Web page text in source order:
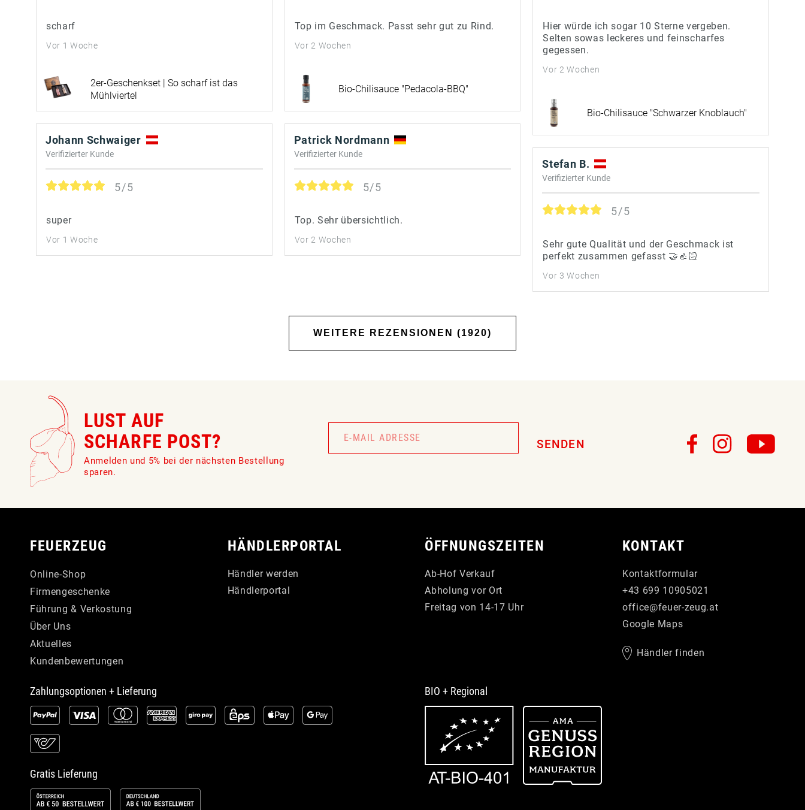
scharf
Vor 1 Woche
2er-Geschenkset | So scharf ist das
Mühlviertel
Johann Schwaiger
Verifizierter Kunde
5/5
super
Vor 1 Woche
Top im Geschmack. Passt sehr gut zu Rind.
Vor 2 Wochen
Bio-Chilisauce "Pedacola-BBQ"
Patrick Nordmann
Verifizierter Kunde
5/5
Top. Sehr übersichtlich.
Vor 2 Wochen
Hier würde ich sogar 10 Sterne vergeben.
Selten sowas leckeres und feinscharfes
gegessen.
Vor 2 Wochen
Bio-Chilisauce "Schwarzer Knoblauch"
Stefan B.
Verifizierter Kunde
5/5
Sehr gute Qualität und der Geschmack ist
perfekt zusammen gefasst 🤝👍🏻
Vor 3 Wochen
WEITERE REZENSIONEN (1920)
LUST AUF
SCHARFE POST?
Anmelden und 5% bei der nächsten Bestellung
sparen.
Newsletter
Signup
SENDEN
FEUERZEUG
Online-Shop
Firmengeschenke
Führung & Verkostung
Über Uns
Aktuelles
Kundenbewertungen
HÄNDLERPORTAL
Händler werden
Händlerportal
ÖFFNUNGSZEITEN
Ab-Hof Verkauf
Abholung vor Ort
Freitag von 14-17 Uhr
KONTAKT
Kontaktformular
+43 699 10905021
office@feuer-zeug.at
Google Maps
Händler finden
Zahlungsoptionen + Lieferung
Gratis Lieferung
BIO + Regional